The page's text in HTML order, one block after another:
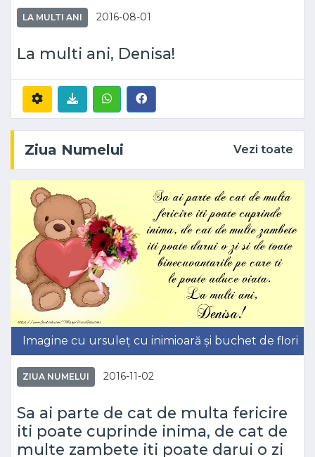
LA MULTI ANI 2016-08-01
La multi ani, Denisa!
Ziua Numelui Vezi toate
Imagine cu ursuleț cu inimioară și buchet de flori
ZIUA NUMELUI 2016-11-02
Sa ai parte de cat de multa fericire
iti poate cuprinde inima, de cat de
multe zambete iti poate darui o zi